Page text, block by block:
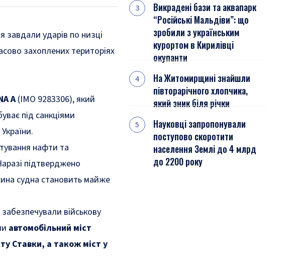
завдали ударів по низці
захоплених територіях
A(IMO 9283306), який
під санкціями
нафти та
підтверджено
судна становить майже
забезпечували військову
автомобільний міст
Ставки, а також міст у
Викрадені бази та аквапарк
“Російські Мальдіви”: що
зробили з українським
курортом в Кирилівці
окупанти
На Житомирщині знайшли
півторарічного хлопчика,
який зник біля річки
Науковці запропонували
поступово скоротити
населення Землі до 4 млрд
до 2200 року